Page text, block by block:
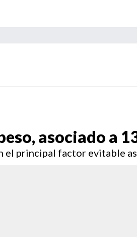
asociado a
el principal factor evitable